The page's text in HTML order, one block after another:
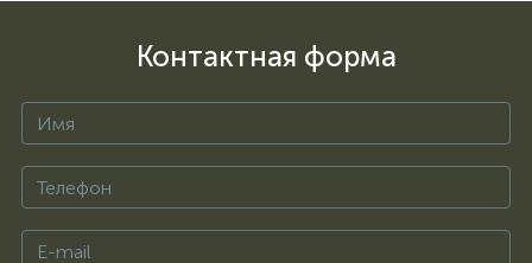
Контактная форма